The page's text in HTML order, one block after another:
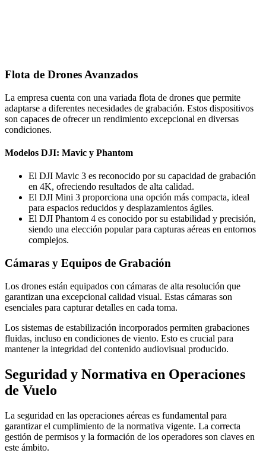
Flota de Drones Avanzados
La empresa cuenta con una variada flota de drones que permite
adaptarse a diferentes necesidades de grabación. Estos dispositivos
son capaces de ofrecer un rendimiento excepcional en diversas
condiciones.
Modelos DJI: Mavic y Phantom
El DJI Mavic 3 es reconocido por su capacidad de grabación
en 4K, ofreciendo resultados de alta calidad.
El DJI Mini 3 proporciona una opción más compacta, ideal
para espacios reducidos y desplazamientos ágiles.
El DJI Phantom 4 es conocido por su estabilidad y precisión,
siendo una elección popular para capturas aéreas en entornos
complejos.
Cámaras y Equipos de Grabación
Los drones están equipados con cámaras de alta resolución que
garantizan una excepcional calidad visual. Estas cámaras son
esenciales para capturar detalles en cada toma.
Los sistemas de estabilización incorporados permiten grabaciones
fluidas, incluso en condiciones de viento. Esto es crucial para
mantener la integridad del contenido audiovisual producido.
Seguridad y Normativa en Operaciones
de Vuelo
La seguridad en las operaciones aéreas es fundamental para
garantizar el cumplimiento de la normativa vigente. La correcta
gestión de permisos y la formación de los operadores son claves en
este ámbito.